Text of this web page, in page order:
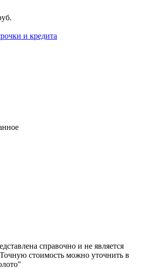
и кредита
справочно и не является
стоимость можно уточнить в